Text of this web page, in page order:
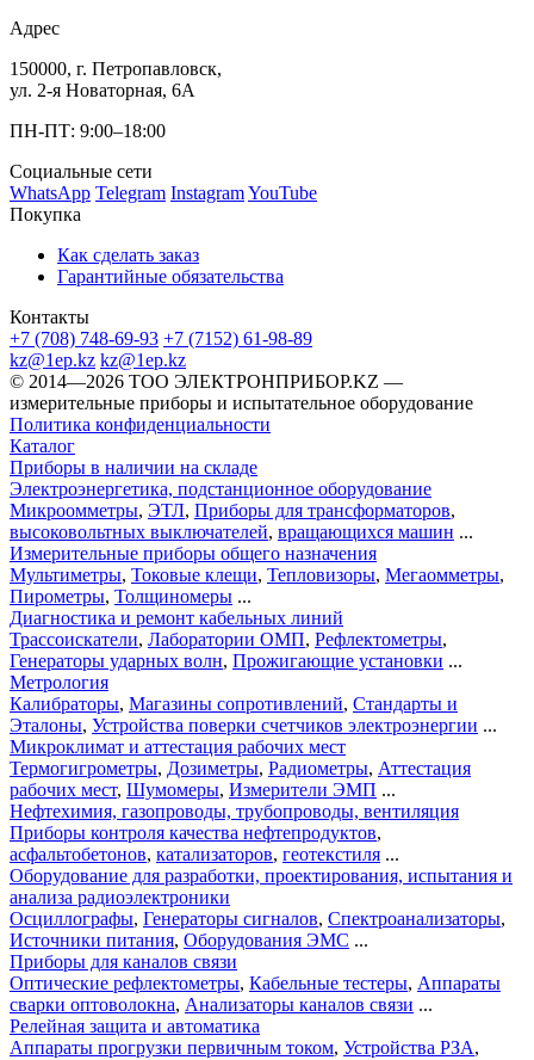
Адрес
150000, г. Петропавловск,
ул. 2-я Новаторная, 6А
ПН-ПТ: 9:00–18:00
Социальные сети
WhatsApp Telegram InstagramYouTube
Покупка
Как сделать заказ
Гарантийные обязательства
Контакты
+7 (708) 748-69-93 +7 (7152) 61-98-89
kz@1ep.kz kz@1ep.kz
©️ 2014—2026 ТОО ЭЛЕКТРОНПРИБОР.KZ —
измерительные приборы и испытательное оборудование
Политика конфиденциальности
Каталог
Приборы в наличии на складе
Электроэнергетика, подстанционное оборудование
Микроомметры, ЭТЛ, Приборы для трансформаторов,
высоковольтных выключателей, вращающихся машин ...
Измерительные приборы общего назначения
Мультиметры, Токовые клещи, Тепловизоры, Мегаомметры,
Пирометры, Толщиномеры ...
Диагностика и ремонт кабельных линий
Трассоискатели, Лаборатории ОМП, Рефлектометры,
Генераторы ударных волн, Прожигающие установки ...
Метрология
Калибраторы, Магазины сопротивлений, Стандарты и
Эталоны, Устройства поверки счетчиков электроэнергии ...
Микроклимат и аттестация рабочих мест
Термогигрометры, Дозиметры, Радиометры, Аттестация
рабочих мест, Шумомеры, Измерители ЭМП ...
Нефтехимия, газопроводы, трубопроводы, вентиляция
Приборы контроля качества нефтепродуктов,
асфальтобетонов, катализаторов, геотекстиля ...
Оборудование для разработки, проектирования, испытания и
анализа радиоэлектроники
Осциллографы, Генераторы сигналов, Спектроанализаторы,
Источники питания, Оборудования ЭМС ...
Приборы для каналов связи
Оптические рефлектометры, Кабельные тестеры, Аппараты
сварки оптоволокна, Анализаторы каналов связи ...
Релейная защита и автоматика
Аппараты прогрузки первичным током, Устройства РЗА,